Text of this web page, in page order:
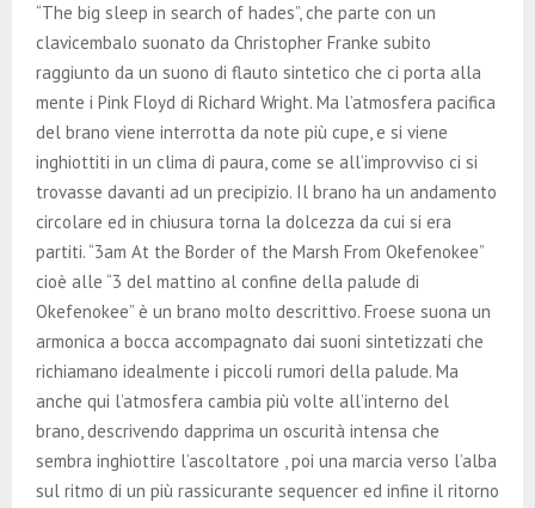
“The big sleep in search of hades”, che parte con un
clavicembalo suonato da Christopher Franke subito
raggiunto da un suono di flauto sintetico che ci porta alla
mente i Pink Floyd di Richard Wright. Ma l’atmosfera pacifica
del brano viene interrotta da note più cupe, e si viene
inghiottiti in un clima di paura, come se all’improvviso ci si
trovasse davanti ad un precipizio. Il brano ha un andamento
circolare ed in chiusura torna la dolcezza da cui si era
partiti. “3am At the Border of the Marsh From Okefenokee”
cioè alle “3 del mattino al confine della palude di
Okefenokee” è un brano molto descrittivo. Froese suona un
armonica a bocca accompagnato dai suoni sintetizzati che
richiamano idealmente i piccoli rumori della palude. Ma
anche qui l’atmosfera cambia più volte all’interno del
brano, descrivendo dapprima un oscurità intensa che
sembra inghiottire l’ascoltatore , poi una marcia verso l’alba
sul ritmo di un più rassicurante sequencer ed infine il ritorno